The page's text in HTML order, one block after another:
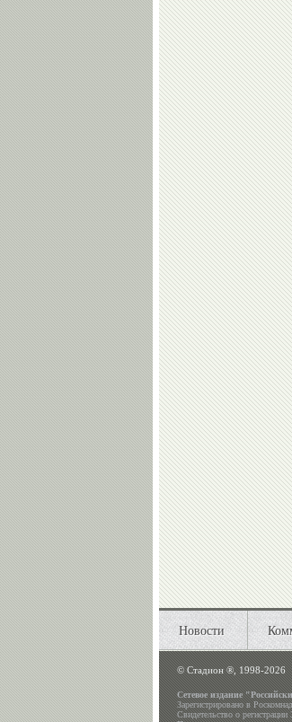
Новости
©Стадион ®, 1998-2026
Сетевое издание
Зарегистрировано в
Свидетельство о